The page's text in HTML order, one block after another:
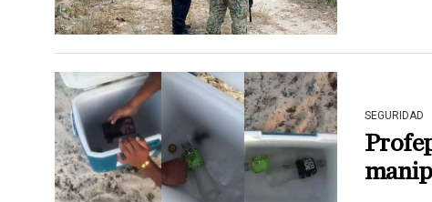
SEGURIDAD